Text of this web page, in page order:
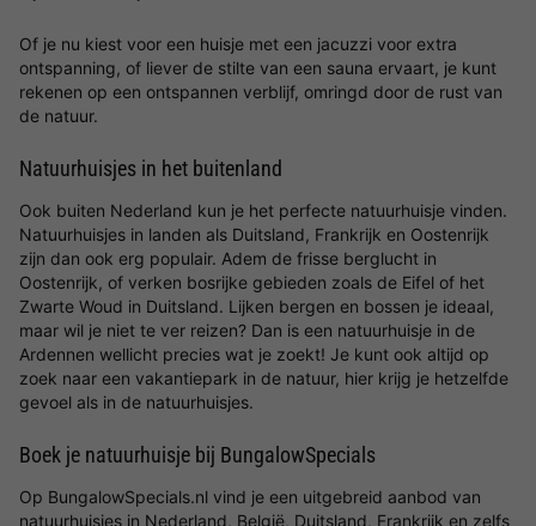
Of je nu kiest voor een huisje met een jacuzzi voor extra
ontspanning, of liever de stilte van een sauna ervaart, je kunt
rekenen op een ontspannen verblijf, omringd door de rust van
de natuur.
Natuurhuisjes in het buitenland
Ook buiten Nederland kun je het perfecte natuurhuisje vinden.
Natuurhuisjes in landen als Duitsland, Frankrijk en Oostenrijk
zijn dan ook erg populair. Adem de frisse berglucht in
Oostenrijk, of verken bosrijke gebieden zoals de Eifel of het
Zwarte Woud in Duitsland. Lijken bergen en bossen je ideaal,
maar wil je niet te ver reizen? Dan is een natuurhuisje in de
Ardennen wellicht precies wat je zoekt! Je kunt ook altijd op
zoek naar een vakantiepark in de natuur, hier krijg je hetzelfde
gevoel als in de natuurhuisjes.
Boek je natuurhuisje bij BungalowSpecials
Op BungalowSpecials.nl vind je een uitgebreid aanbod van
natuurhuisjes in Nederland, België, Duitsland, Frankrijk en zelfs